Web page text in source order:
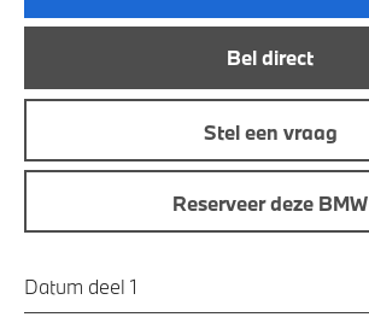
Bel direct
Stel een vraag
Reserveer deze BMW
Datum deel 1